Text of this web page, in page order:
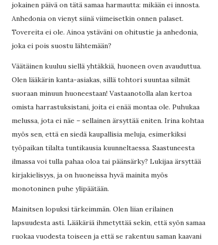
jokainen päivä on tätä samaa harmautta: mikään ei innosta.
Anhedonia on vienyt siinä viimeisetkin onnen palaset.
Tovereita ei ole. Ainoa ystäväni on ohitustie ja anhedonia,
joka ei pois suostu lähtemään?
Väätäinen kuuluu siellä yhtäkkiä, huoneen oven avauduttua.
Olen lääkärin kanta-asiakas, sillä tohtori suuntaa silmät
suoraan minuun huoneestaan! Vastaanotolla alan kertoa
omista harrastuksistani, joita ei enää montaa ole. Puhukaa
melussa, jota ei näe – sellainen ärsyttää eniten. Irina kohtaa
myös sen, että en siedä kaupallisia meluja, esimerkiksi
työpaikan tilalta tuntikausia kuunneltaessa. Saastuneesta
ilmassa voi tulla pahaa oloa tai päänsärky? Lukijaa ärsyttää
kirjakielisyys, ja on huoneissa hyvä mainita myös
monotoninen puhe ylipäätään.
Mainitsen lopuksi tärkeimmän. Olen liian erilainen
lapsuudesta asti. Lääkäriä ihmetyttää sekin, että syön samaa
ruokaa vuodesta toiseen ja että se rakentuu saman kaavani